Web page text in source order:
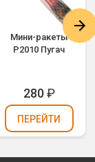
Мини-ракеты
Р2010 Пугач
280₽
ПЕРЕЙТИ